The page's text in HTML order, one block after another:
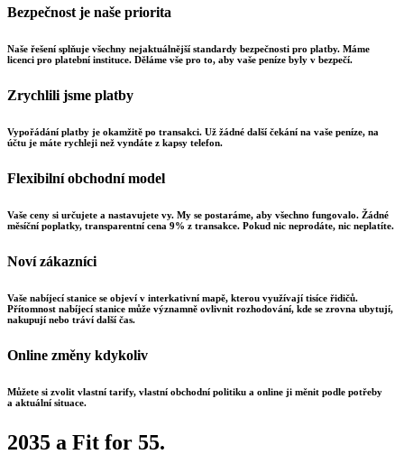
Bezpečnost je naše priorita
Naše řešení splňuje všechny nejaktuálnější standardy bezpečnosti pro platby. Máme
licenci pro platební instituce. Děláme vše pro to, aby vaše peníze byly v bezpečí.
Zrychlili jsme platby
Vypořádání platby je okamžitě po transakci. Už žádné další čekání na vaše peníze, na
účtu je máte rychleji než vyndáte z kapsy telefon.
Flexibilní obchodní model
Vaše ceny si určujete a nastavujete vy. My se postaráme, aby všechno fungovalo. Žádné
měsíční poplatky, transparentní cena 9% z transakce. Pokud nic neprodáte, nic neplatíte.
Noví zákazníci
Vaše nabíjecí stanice se objeví v interkativní mapě, kterou využívají tisíce řidičů.
Přítomnost nabíjecí stanice může významně ovlivnit rozhodování, kde se zrovna ubytují,
nakupují nebo tráví další čas.
Online změny kdykoliv
Můžete si zvolit vlastní tarify, vlastní obchodní politiku a online ji měnit podle potřeby
a aktuální situace.
2035 a Fit for 55.